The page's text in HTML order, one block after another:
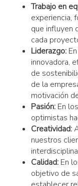
Trabajo en
experiencia,
que influyen
cada
Liderazgo:En
innovadora,
de
de la
motivación
Pasión: En
optimistas
Creatividad:
nuestros
Calidad:En
objetivo de